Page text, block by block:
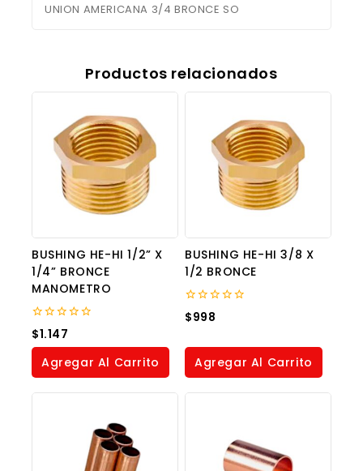
UNION AMERICANA 3/4 BRONCE SO
Productos relacionados
BUSHING HE-HI 1/2” X
1/4” BRONCE
MANOMETRO
0
out
of
$1.147
Agregar Al Carrito
BUSHING HE-HI 3/8 X
1/2 BRONCE
0
out
5
$998
Agregar Al Carrito